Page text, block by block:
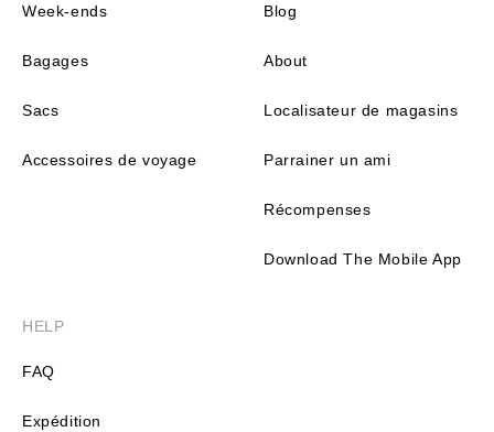
Week-ends
Bagages
Sacs
Accessoires de voyage
Blog
About
Localisateur de magasins
Parrainer un ami
Récompenses
Download The Mobile App
HELP
FAQ
Expédition